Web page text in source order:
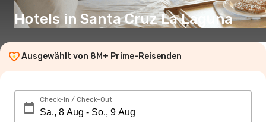
Hotels in Santa Cruz La Laguna
Ausgewählt von 8M+ Prime-Reisenden
Check-In / Check-Out